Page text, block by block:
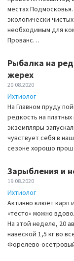
местах
экологически
необходимым для
Прованс…
Рыбалка на
жерех
20.08.2020
Ихтиолог
На Главном пруду
редкость на
экземпляры
чувствует себя в
сезоне хорошо
Зарыбления и
19.08.2020
Ихтиолог
Активно клюёт карп
«тесто» можно
На этой неделе, 20
навеской 1,5 кг во
Форелево-